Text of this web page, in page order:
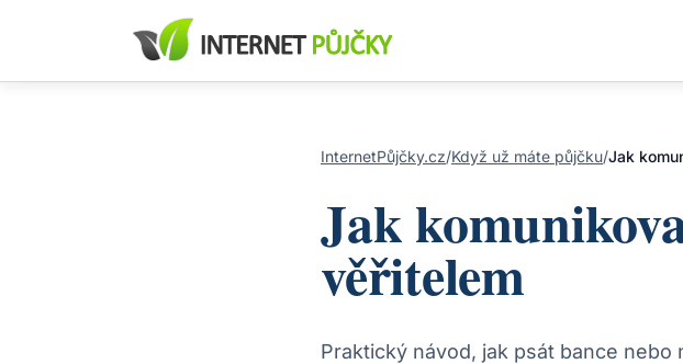
InternetPůjčky.cz/Když už máte půjčku/Jak
Jak
věřitelem
Praktický návod, jak psát bance